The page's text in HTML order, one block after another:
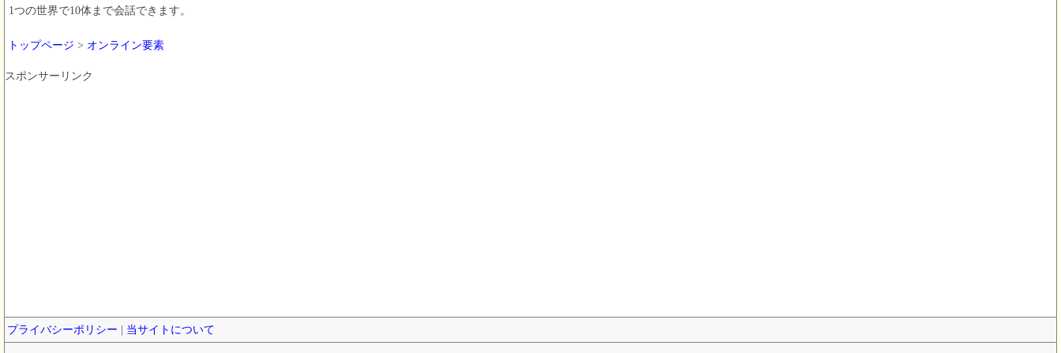
1つの世界で10体まで会話できます。
トップページ > オンライン要素
スポンサーリンク
プライバシーポリシー 当サイトについて